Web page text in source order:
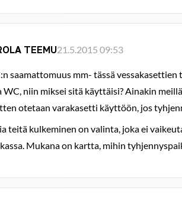
TEEMU21.5.2015 09:53
saamattomuus mm- tässä
WC, niin miksei sitä käyttäisi? Ainakin
otetaan varakasetti käyttöön, jos
teitä kulkeminen on valinta, joka ei
Mukana on kartta, mihin